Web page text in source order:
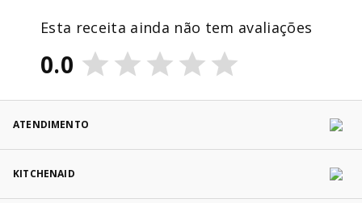
Esta receita ainda não tem avaliações
0.0
ATENDIMENTO
KITCHENAID